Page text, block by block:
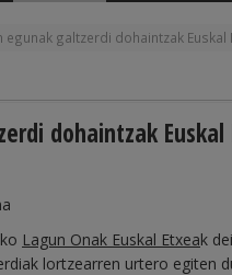
egunak galtzerdi dohaintzak
dohaintzak
Lagun Onak Euskal Etxeak
lortzearren urtero egiten